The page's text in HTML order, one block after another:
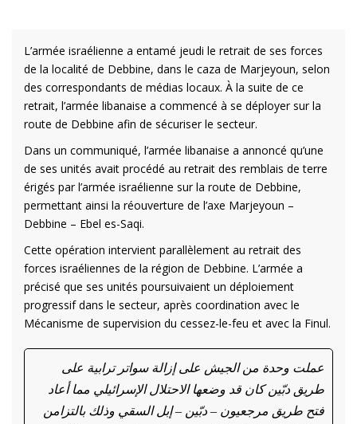
L’armée israélienne a entamé jeudi le retrait de ses forces
de la localité de Debbine, dans le caza de Marjeyoun, selon
des correspondants de médias locaux. À la suite de ce
retrait, l’armée libanaise a commencé à se déployer sur la
route de Debbine afin de sécuriser le secteur.
Dans un communiqué, l’armée libanaise a annoncé qu’une
de ses unités avait procédé au retrait des remblais de terre
érigés par l’armée israélienne sur la route de Debbine,
permettant ainsi la réouverture de l’axe Marjeyoun –
Debbine – Ebel es-Saqi.
Cette opération intervient parallèlement au retrait des
forces israéliennes de la région de Debbine. L’armée a
précisé que ses unités poursuivaient un déploiement
progressif dans le secteur, après coordination avec le
Mécanisme de supervision du cessez-le-feu et avec la Finul.
عملت وحدة من الجيش على إزالة سواتر ترابية على
طريق دبّين كان قد وضعها الاحتلال الإسرائيلي مما أعاد
فتح طريق مرجعيون – دبّين – إبل السقي وذلك بالتزامن